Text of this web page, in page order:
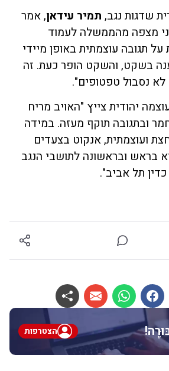
שדגות נגב, תמיר עידאן, אמר
מצפה מהממשלה לעמוד
על תגובה עוצמתית באופן מיידי
בשקט, והשקט הופר כעת. זה
לא נסבול טפטופים".
יהודית צייץ "האויב מריח
ובתגובה תוקף מעזה. במידה
ועוצמתית, אנקוט בצעדים
בראש ובראשונה לתושבי הנגב
תל אביב".
הצטרפות